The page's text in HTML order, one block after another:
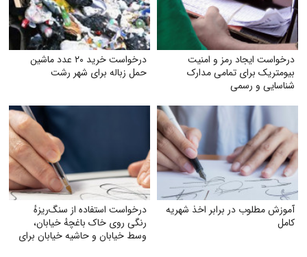
درخواست ایجاد رمز و امنیت
بیومتریک برای تمامی مدارک
شناسایی و رسمی
درخواست خرید ۲۰ عدد ماشین
حمل زباله برای شهر رشت
آموزش مطلوب در برابر اخذ شهریه
کامل
درخواست استفاده از سنگ‌ریزهٔ
رنگی روی خاک باغچهٔ خیابان،
وسط خیابان و حاشیه خیابان برای